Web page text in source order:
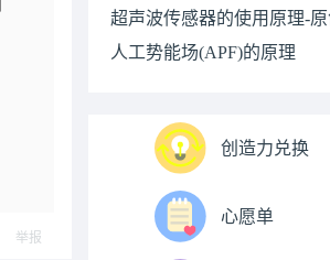
举报
超声波传感器的使用原理-原
人工势能场(APF)的原理
创造力兑换
心愿单